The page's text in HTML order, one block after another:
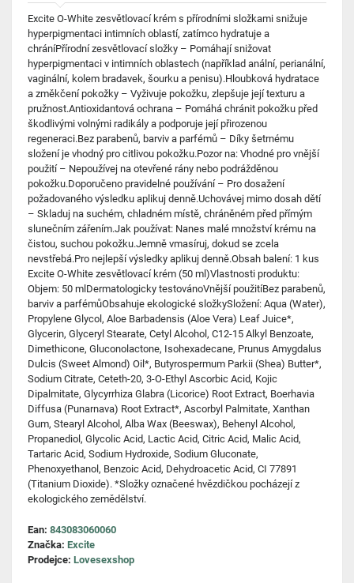
Excite O-White zesvětlovací krém s přírodními složkami snižuje
hyperpigmentaci intimních oblastí, zatímco hydratuje a
chráníPřírodní zesvětlovací složky – Pomáhají snižovat
hyperpigmentaci v intimních oblastech (například anální, perianální,
vaginální, kolem bradavek, šourku a penisu).Hloubková hydratace
a změkčení pokožky – Vyživuje pokožku, zlepšuje její texturu a
pružnost.Antioxidantová ochrana – Pomáhá chránit pokožku před
škodlivými volnými radikály a podporuje její přirozenou
regeneraci.Bez parabenů, barviv a parfémů – Díky šetrnému
složení je vhodný pro citlivou pokožku.Pozor na: Vhodné pro vnější
použití – Nepoužívej na otevřené rány nebo podrážděnou
pokožku.Doporučeno pravidelné používání – Pro dosažení
požadovaného výsledku aplikuj denně.Uchovávej mimo dosah dětí
– Skladuj na suchém, chladném místě, chráněném před přímým
slunečním zářením.Jak používat: Nanes malé množství krému na
čistou, suchou pokožku.Jemně vmasíruj, dokud se zcela
nevstřebá.Pro nejlepší výsledky aplikuj denně.Obsah balení: 1 kus
Excite O-White zesvětlovací krém (50 ml)Vlastnosti produktu:
Objem: 50 mlDermatologicky testovánoVnější použitíBez parabenů,
barviv a parfémůObsahuje ekologické složkySložení: Aqua (Water),
Propylene Glycol, Aloe Barbadensis (Aloe Vera) Leaf Juice*,
Glycerin, Glyceryl Stearate, Cetyl Alcohol, C12-15 Alkyl Benzoate,
Dimethicone, Gluconolactone, Isohexadecane, Prunus Amygdalus
Dulcis (Sweet Almond) Oil*, Butyrospermum Parkii (Shea) Butter*,
Sodium Citrate, Ceteth-20, 3-O-Ethyl Ascorbic Acid, Kojic
Dipalmitate, Glycyrrhiza Glabra (Licorice) Root Extract, Boerhavia
Diffusa (Punarnava) Root Extract*, Ascorbyl Palmitate, Xanthan
Gum, Stearyl Alcohol, Alba Wax (Beeswax), Behenyl Alcohol,
Propanediol, Glycolic Acid, Lactic Acid, Citric Acid, Malic Acid,
Tartaric Acid, Sodium Hydroxide, Sodium Gluconate,
Phenoxyethanol, Benzoic Acid, Dehydroacetic Acid, CI 77891
(Titanium Dioxide). *Složky označené hvězdičkou pocházejí z
ekologického zemědělství.
Ean: 843083060060
Značka: Excite
Prodejce: Lovesexshop